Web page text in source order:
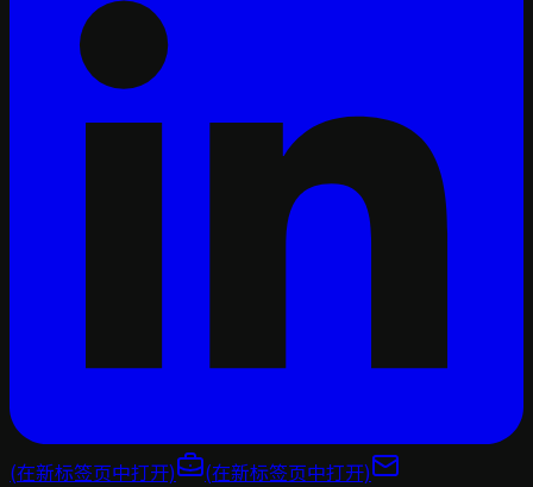
(在新标签页中打开) (在新标签页中打开)